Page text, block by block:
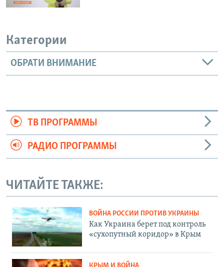
Категории
ОБРАТИ ВНИМАНИЕ
ТВ ПРОГРАММЫ
РАДИО ПРОГРАММЫ
ЧИТАЙТЕ ТАКЖЕ:
ВОЙНА РОССИИ ПРОТИВ УКРАИНЫ
Как Украина берет под контроль
«сухопутный коридор» в Крым